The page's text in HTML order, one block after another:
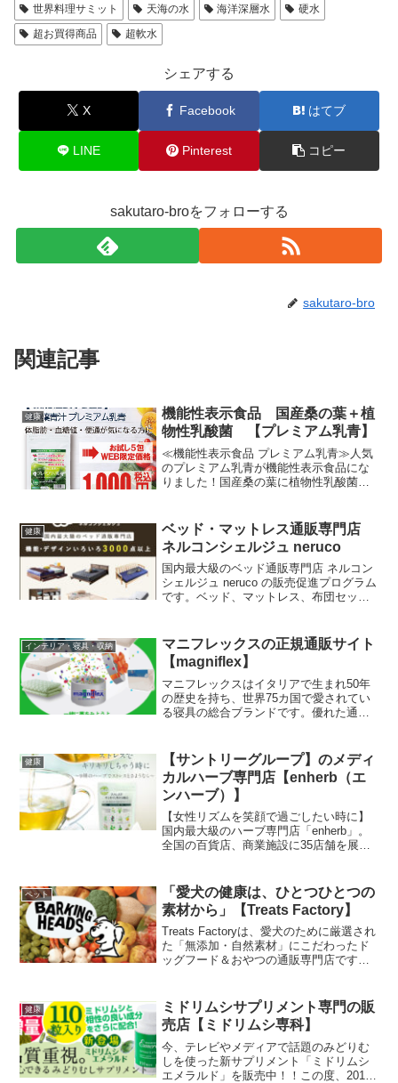
世界料理サミット 天海の水 海洋深層水
硬水
超お買得商品
超軟水
シェアする
X Facebook はてブ
LINE Pinterest コピー
sakutaro-broをフォローする
sakutaro-bro
関連記事
健康
機能性表示食品 国産桑の葉＋植
物性乳酸菌 【プレミアム乳青】
≪機能性表示食品 プレミアム乳青≫人気
のプレミアム乳青が機能性表示食品にな
りました！国産桑の葉に植物性乳酸菌配
す：ローズヒップ由来ティリロサイド●糖
の吸収を抑えて食後...
健康
ベッド・マットレス通販専門店
ネルコンシェルジュ neruco
国内最大級のベッド通販専門店 ネルコン
シェルジュ neruco の販売促進プログラム
です。ベッド、マットレス、布団セット
インテリア・寝具・収納
マニフレックスの正規通販サイト
【magniflex】
マニフレックスはイタリアで生まれ50年
の歴史を持ち、世界75カ国で愛されてい
る寝具の総合ブランドです。優れた通気
る長期保証がついています。
健康
【サントリーグループ】のメディ
カルハーブ専門店【enherb（エ
ンハーブ）】
【女性リズムを笑顔で過ごしたい時に】
国内最大級のハーブ専門店「enherb」。
全国の百貨店、商業施設に35店舗を展開
ブ専門店です。ハーブは美容と健康に役
立つもの、という...
ペット
「愛犬の健康は、ひとつひとつの
素材から」【Treats Factory】
Treats Factoryは、愛犬のために厳選され
た「無添加・自然素材」にこだわったド
ッグフード＆おやつの通販専門店です。
安心して選べるラインナップを提供して
います。香料や保存料をできるだけ使わ
ず、素材の持つ風味を大切にした商品が
豊富。愛犬との暮らしをより楽しく、心
地よくすることを目指しています。
健康
ミドリムシサプリメント専門の販
売店【ミドリムシ専科】
今、テレビやメディアで話題のみどりむ
しを使った新サプリメント「ミドリムシ
エメラルド」を販売中！！この度、2016